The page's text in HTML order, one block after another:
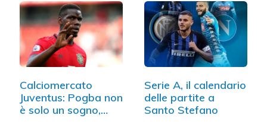
Calciomercato
Juventus: Pogba non
è solo un sogno,…
Serie A, il calendario
delle partite a
Santo Stefano